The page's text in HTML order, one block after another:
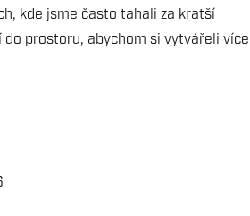
kde jsme často tahali za kratší
prostoru, abychom si vytvářeli více